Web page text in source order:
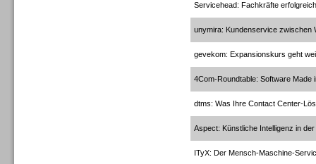
Servicehead: Fachkräfte
unymira: Kundenservice zwischen
gevekom: Expansionskurs geht
4Com-Roundtable: Software Made
dtms: Was Ihre Contact Center-
Aspect: Künstliche Intelligenz in
ITyX: Der Mensch-Maschine-